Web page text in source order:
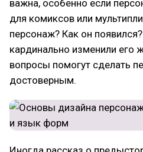
важна, особенно если
для комиксов или
персонаж? Как он
кардинально изменили его
вопросы помогут сделать
достоверным.